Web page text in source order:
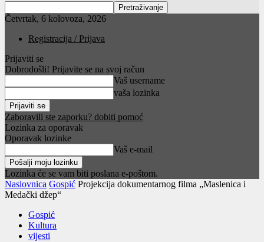
Četvrtak, 6 kolovoza, 2026
Registracija / Prijava
Prijaviti se
Dobrodošli! Prijavite se na svoj račun
Vaš username
vaša lozinka
Zaboravili ste zaporku? dobiti pomoć
Lozinka za oporavak
Oporavak lozinke
Vaš e-mail
Lozinka će se vam biti poslana e-poštom.
Naslovnica Gospić Projekcija dokumentarnog filma „Maslenica i
Medački džep“
Gospić
Kultura
vijesti